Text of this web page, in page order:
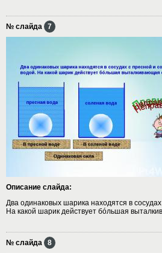
№ слайда 7
Описание слайда:
Два одинаковых шарика находятся в
На какой шарик действует бóльшая
№ слайда 8